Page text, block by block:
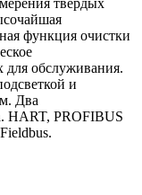
функция очистки
для обслуживания.
и
Два
HART, PROFIBUS